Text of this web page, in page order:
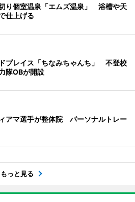
り個室温泉「エムズ温泉」 浴槽や天
仕上げる
プレイス「ちなみちゃんち」 不登校
隊OBが開設
アマ選手が整体院 パーソナルトレー
もっと見る